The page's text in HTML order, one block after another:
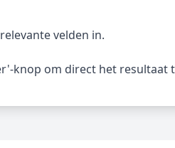
velden in.
knop om direct het resultaat